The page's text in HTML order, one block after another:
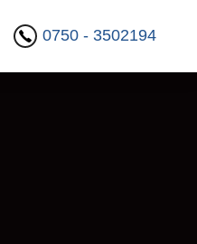
0750 - 3502194